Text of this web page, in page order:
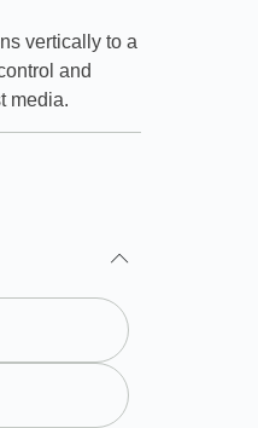
vertically to a
and
media.